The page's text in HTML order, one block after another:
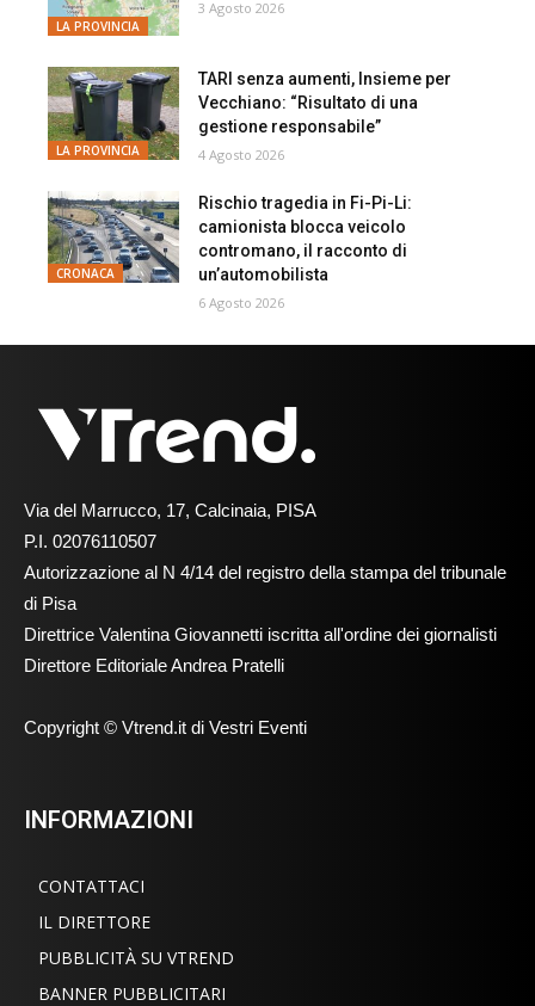
LA PROVINCIA
3 Agosto 2026
LA PROVINCIA
TARI senza aumenti, Insieme per
Vecchiano: “Risultato di una
gestione responsabile”
4 Agosto 2026
CRONACA
Rischio tragedia in Fi-Pi-Li:
camionista blocca veicolo
contromano, il racconto di
un’automobilista
6 Agosto 2026
Via del Marrucco, 17, Calcinaia, PISA
P.I. 02076110507
Autorizzazione al N 4/14 del registro della stampa del tribunale
di Pisa
Direttrice Valentina Giovannetti iscritta all'ordine dei giornalisti
Direttore Editoriale Andrea Pratelli
Copyright © Vtrend.it di Vestri Eventi
INFORMAZIONI
CONTATTACI
IL DIRETTORE
PUBBLICITÀ SU VTREND
BANNER PUBBLICITARI